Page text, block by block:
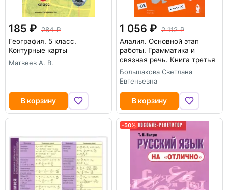
185
284
География. 5 класс.
Контурные карты
Матвеев А. В.
В корзину
1 056
2 112
Алалия. Основной этап
работы. Грамматика и
связная речь. Книга третья
Большакова Светлана
Евгеньевна
В корзину
-50%